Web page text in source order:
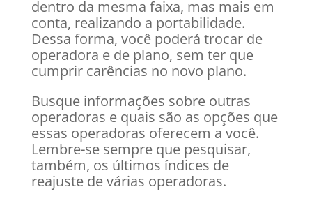
dentro da mesma faixa, mas mais em
conta, realizando a portabilidade.
Dessa forma, você poderá trocar de
operadora e de plano, sem ter que
cumprir carências no novo plano.
Busque informações sobre outras
operadoras e quais são as opções que
essas operadoras oferecem a você.
Lembre-se sempre que pesquisar,
também, os últimos índices de
reajuste de várias operadoras.